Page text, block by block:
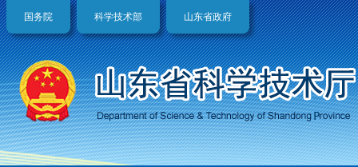
国务院 科学技术部 山东省政府